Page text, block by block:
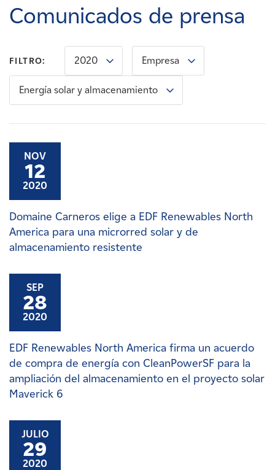
Carreras
Noticias
Contacte con
Comunicados de prensa
FILTRO: 2020 Empresa
Energía solar y almacenamiento
NOV
12
2020
Domaine Carneros elige a EDF Renewables North
America para una microrred solar y de
almacenamiento resistente
SEP
28
2020
EDF Renewables North America firma un acuerdo
de compra de energía con CleanPowerSF para la
ampliación del almacenamiento en el proyecto solar
Maverick 6
JULIO
29
2020